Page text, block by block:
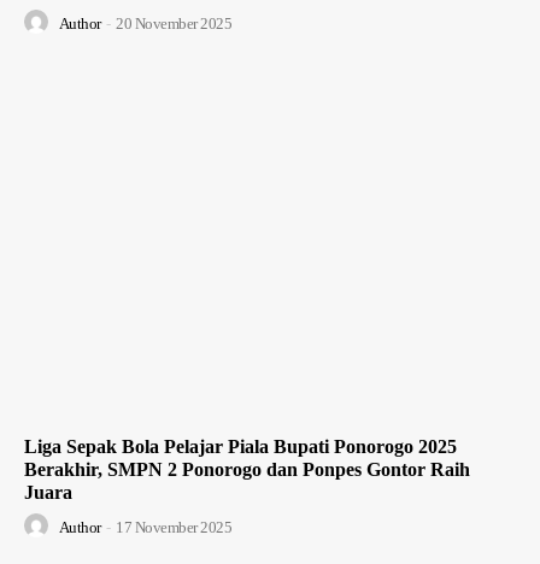
Author - 20 November 2025
Liga Sepak Bola Pelajar Piala Bupati Ponorogo 2025
Berakhir, SMPN 2 Ponorogo dan Ponpes Gontor Raih
Juara
Author - 17 November 2025